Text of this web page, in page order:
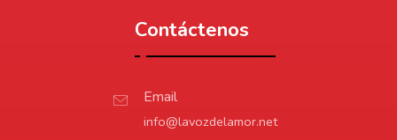
Contáctenos
Email
info@lavozdelamor.net